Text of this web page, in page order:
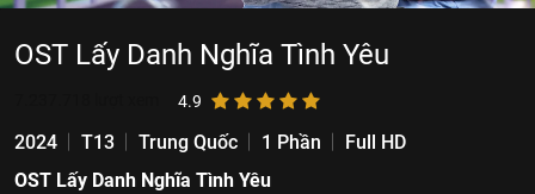
OST Lấy Danh Nghĩa Tình Yêu
4.9
2024 T13 Trung Quốc 1 Phần
Full HD
OST Lấy Danh Nghĩa Tình Yêu